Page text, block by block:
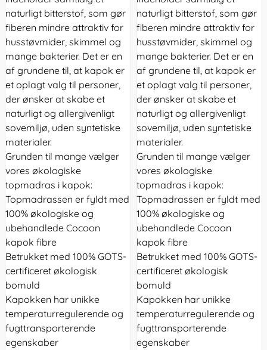
naturligt bitterstof, som gør
fiberen mindre attraktiv for
husstøvmider, skimmel og
mange bakterier. Det er en
af grundene til, at kapok er
et oplagt valg til personer,
der ønsker at skabe et
naturligt og allergivenligt
sovemiljø, uden syntetiske
materialer.
Grunden til mange vælger
vores økologiske
topmadras i kapok:
Topmadrassen er fyldt med
100% økologiske og
ubehandlede Cocoon
kapok fibre
Betrukket med 100% GOTS-
certificeret økologisk
bomuld
Kapokken har unikke
temperaturregulerende og
fugttransporterende
egenskaber
naturligt bitterstof, som gør
fiberen mindre attraktiv for
husstøvmider, skimmel og
mange bakterier. Det er en
af grundene til, at kapok er
et oplagt valg til personer,
der ønsker at skabe et
naturligt og allergivenligt
sovemiljø, uden syntetiske
materialer.
Grunden til mange vælger
vores økologiske
topmadras i kapok:
Topmadrassen er fyldt med
100% økologiske og
ubehandlede Cocoon
kapok fibre
Betrukket med 100% GOTS-
certificeret økologisk
bomuld
Kapokken har unikke
temperaturregulerende og
fugttransporterende
egenskaber